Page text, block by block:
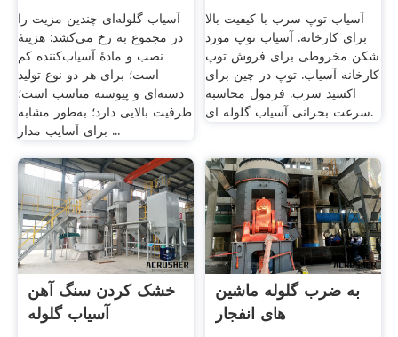
آسیاب گلوله‌ای چندین مزیت را
در مجموع به رخ می‌کشد: هزینهٔ
نصب و مادهٔ آسیاب‌کننده کم
است؛ برای هر دو نوع تولید
دسته‌ای و پیوسته مناسب است؛
ظرفیت بالایی دارد؛ به‌طور مشابه
برای آسایب مدار ...
آسیاب توپ سرب با کیفیت بالا
برای کارخانه. آسیاب توپ مورد
شکن مخروطی برای فروش توپ
کارخانه آسیاب. توپ در چین برای
اکسید سرب. فرمول محاسبه
سرعت بحرانی آسیاب گلوله ای.
خشک کردن سنگ آهن
آسیاب گلوله
به ضرب گلوله ماشین
های انفجار